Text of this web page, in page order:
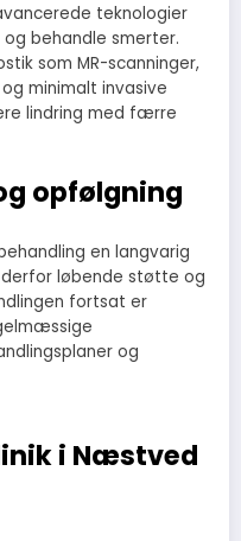
teknologier
behandle smerter.
som MR-scanninger,
minimalt invasive
lindring med færre
opfølgning
en langvarig
løbende støtte og
fortsat er
og
i Næstved